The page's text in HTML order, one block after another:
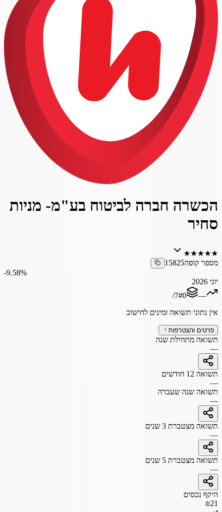
הכשרה חברה לביטוח בע"מ- מניות
סחיר
★
★
★
★
★
מספר קופה15825
‎-9.58%
יוני 2026
—
#0
/7
אין נתוני תשואה זמינים לחישוב
פרטים והצטרפות
תשואה מתחילת שנה
—
תשואה 12 חודשים
—
תשואה שנה שעברה
—
תשואה מצטברת 3 שנים
—
תשואה מצטברת 5 שנים
—
היקף נכסים
₪21